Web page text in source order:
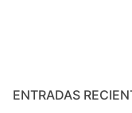
Inicio
ENTRADAS